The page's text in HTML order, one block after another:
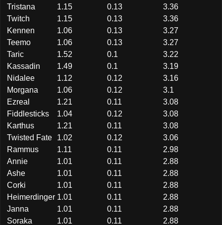
Tristana
1.15 0.13
3.36
Twitch
1.15 0.13
3.36
Kennen
1.06 0.13
3.27
Teemo
1.06 0.13
3.27
Taric
1.52 0.1
3.22
Kassadin
1.49 0.1
3.19
Nidalee
1.12 0.12
3.16
Morgana
1.06 0.12
3.1
Ezreal
1.21 0.11
3.08
Fiddlesticks
1.04 0.12
3.08
Karthus
1.21 0.11
3.08
Twisted Fate
1.02 0.12
3.06
Rammus
1.11 0.11
2.98
Annie
1.01 0.11
2.88
Ashe
1.01 0.11
2.88
Corki
1.01 0.11
2.88
Heimerdinger 1.01 0.11
2.88
Janna
1.01 0.11
2.88
Soraka
1.01 0.11
2.88